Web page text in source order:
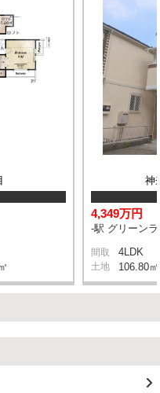
神
4,349万円
-駅 グリーン
間取 4LDK
土地 106.80㎡